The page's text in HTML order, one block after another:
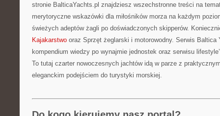
stronie BalticaYachts.pl znajdziesz wszechstronne treści na
merytoryczne wskazówki dla miłośników morza na każdym
świeżych adeptów żagli po doświadczonych skipperów.
Kajakarstwo oraz Sprzęt żeglarski i motorowodny. Serwis Baltica
kompendium wiedzy po wynajmie jednostek oraz serwisu
To tutaj czarter nowoczesnych jachtów idą w parze z
eleganckim podejściem do turystyki morskiej.